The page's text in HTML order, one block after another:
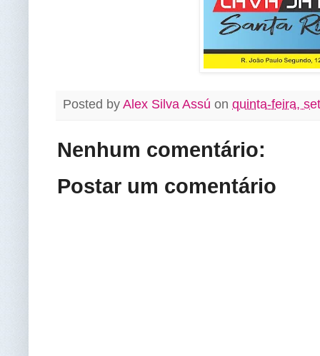
Posted by Alex Silva Assú on quinta-feira,
Nenhum comentário:
Postar um comentário